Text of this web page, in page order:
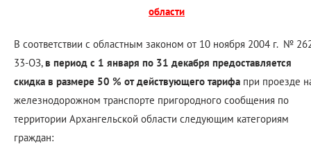
области
В соответствии с областным законом от 10 ноября 2004 г. №
33-ОЗ,в период с 1 января по 31 декабря предоставляется
скидка в размере 50 % от действующего тарифа при проезде
железнодорожном транспорте пригородного сообщения по
территории Архангельской области следующим категориям
граждан: